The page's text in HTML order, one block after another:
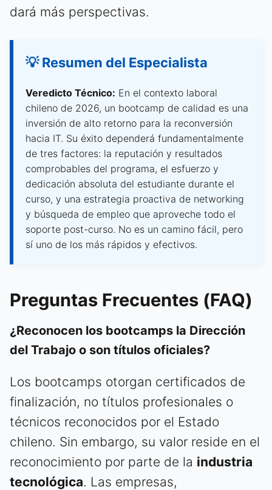
dará más perspectivas.
💡 Resumen del Especialista
Veredicto Técnico: En el contexto laboral
chileno de 2026, un bootcamp de calidad es una
inversión de alto retorno para la reconversión
hacia IT. Su éxito dependerá fundamentalmente
de tres factores: la reputación y resultados
comprobables del programa, el esfuerzo y
dedicación absoluta del estudiante durante el
curso, y una estrategia proactiva de networking
y búsqueda de empleo que aproveche todo el
soporte post-curso. No es un camino fácil, pero
sí uno de los más rápidos y efectivos.
Preguntas Frecuentes (FAQ)
¿Reconocen los bootcamps la Dirección
del Trabajo o son títulos oficiales?
Los bootcamps otorgan certificados de
finalización, no títulos profesionales o
técnicos reconocidos por el Estado
chileno. Sin embargo, su valor reside en el
reconocimiento por parte de la industria
tecnológica. Las empresas,